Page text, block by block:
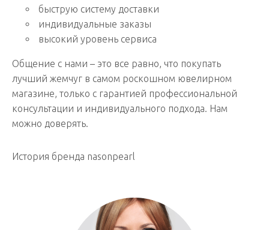
быструю систему доставки
индивидуальные заказы
высокий уровень сервиса
Общение с нами – это все равно, что покупать
лучший жемчуг в самом роскошном ювелирном
магазине, только с гарантией профессиональной
консультации и индивидуального подхода. Нам
можно доверять.
История бренда nasonpearl